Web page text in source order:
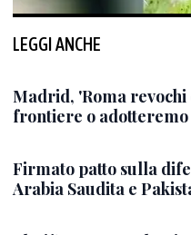
LEGGI ANCHE
Madrid, 'Roma
frontiere o
Firmato patto sulla
Arabia Saudita e